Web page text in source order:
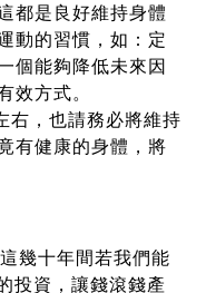
都是良好維持身體
動的習慣，如：定
個能夠降低未來因
效方式。
右，也請務必將維持
有健康的身體，將
幾十年間若我們能
投資，讓錢滾錢產